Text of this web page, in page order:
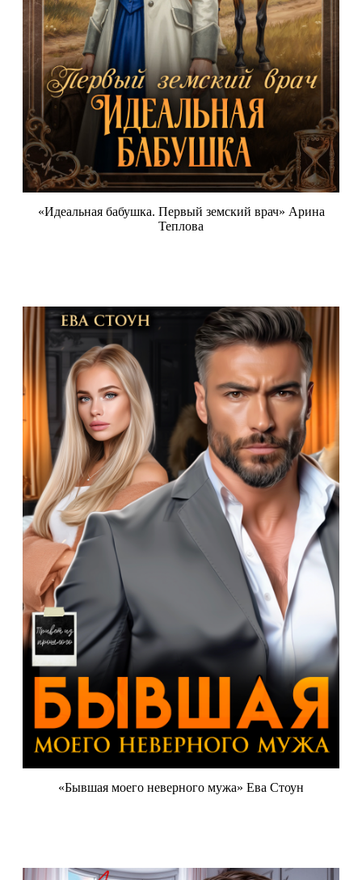
«Идеальная бабушка. Первый земский врач» Арина
Теплова
«Бывшая моего неверного мужа» Ева Стоун